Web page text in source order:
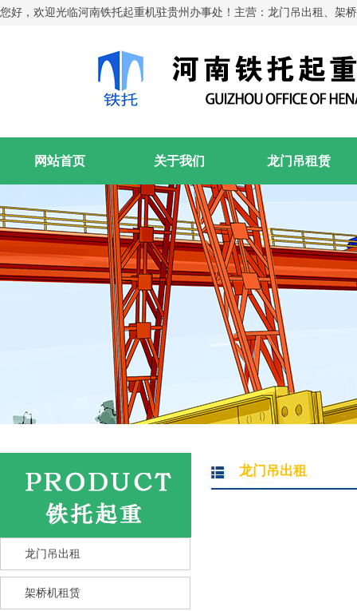
您好，欢迎光临河南铁托起重机驻贵州办事处！主营：龙门吊出租、架
网站首页 关于我们 龙门吊租赁
龙门吊出租
架桥机租赁
龙门吊出租